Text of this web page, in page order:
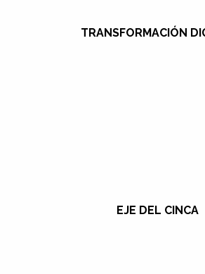
TRANSFORMACIÓN
EJE DEL CINCA